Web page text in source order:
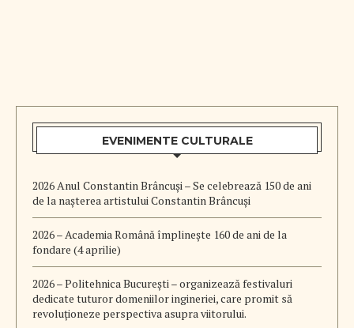
EVENIMENTE CULTURALE
2026 Anul Constantin Brâncuși – Se celebrează 150 de ani
de la nașterea artistului Constantin Brâncuși
2026 – Academia Română împlinește 160 de ani de la
fondare (4 aprilie)
2026 – Politehnica București – organizează festivaluri
dedicate tuturor domeniilor ingineriei, care promit să
revoluționeze perspectiva asupra viitorului.